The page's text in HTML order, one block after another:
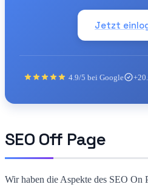
Jetzt
4.9/5 bei Google
SEO Off Page
Wir haben die Aspekte des SEO On